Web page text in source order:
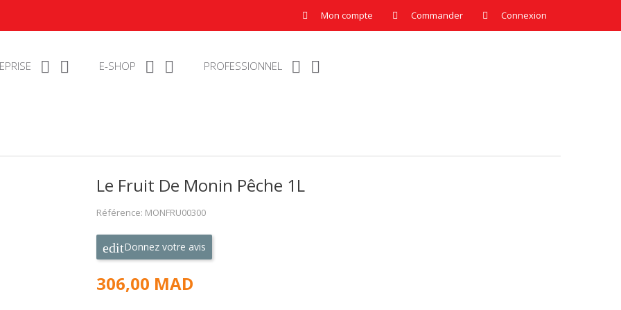
Mon compte Commander Connexion
   
E-SHOP  
PROFESSIONNEL
Le Fruit De Monin Pêche 1L
Référence: MONFRU00300
Donnez votre avis
306,00 MAD